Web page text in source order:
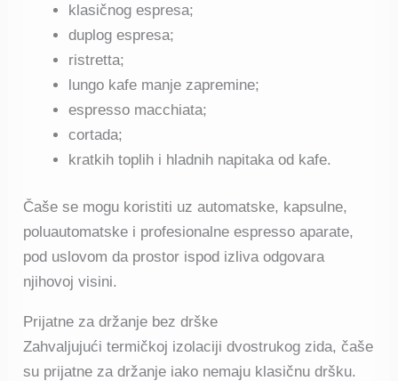
klasičnog espresa;
duplog espresa;
ristretta;
lungo kafe manje zapremine;
espresso macchiata;
cortada;
kratkih toplih i hladnih napitaka od kafe.
Čaše se mogu koristiti uz automatske, kapsulne,
poluautomatske i profesionalne espresso aparate,
pod uslovom da prostor ispod izliva odgovara
njihovoj visini.
Prijatne za držanje bez drške
Zahvaljujući termičkoj izolaciji dvostrukog zida, čaše
su prijatne za držanje iako nemaju klasičnu dršku.